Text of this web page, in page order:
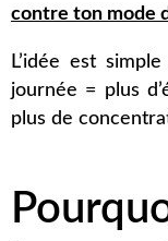
contre ton mode
L’idée est
journée = plus
plus de